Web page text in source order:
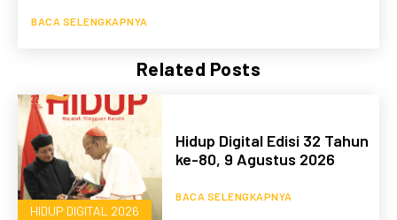
BACA SELENGKAPNYA
Related Posts
HIDUP DIGITAL 2026
Hidup Digital Edisi 32 Tahun
ke-80, 9 Agustus 2026
BACA SELENGKAPNYA